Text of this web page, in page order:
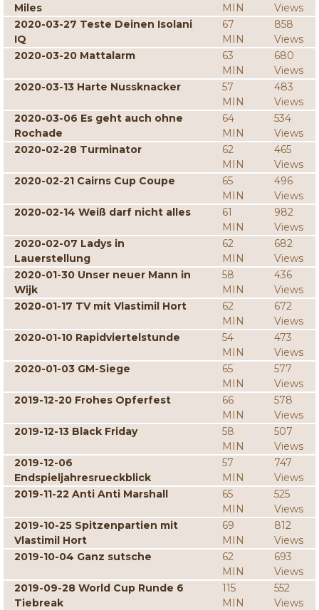
Miles
MIN
Views
2020-03-27 Teste Deinen Isolani
IQ
67
MIN
858
Views
2020-03-20 Mattalarm
63
MIN
680
Views
2020-03-13 Harte Nussknacker
57
MIN
483
Views
2020-03-06 Es geht auch ohne
Rochade
64
MIN
534
Views
2020-02-28 Turminator
62
MIN
465
Views
2020-02-21 Cairns Cup Coupe
65
MIN
496
Views
2020-02-14 Weiß darf nicht alles
61
MIN
982
Views
2020-02-07 Ladys in
Lauerstellung
62
MIN
682
Views
2020-01-30 Unser neuer Mann in
Wijk
58
MIN
436
Views
2020-01-17 TV mit Vlastimil Hort
62
MIN
672
Views
2020-01-10 Rapidviertelstunde
54
MIN
473
Views
2020-01-03 GM-Siege
65
MIN
577
Views
2019-12-20 Frohes Opferfest
66
MIN
578
Views
2019-12-13 Black Friday
58
MIN
507
Views
2019-12-06
Endspieljahresrueckblick
57
MIN
747
Views
2019-11-22 Anti Anti Marshall
65
MIN
525
Views
2019-10-25 Spitzenpartien mit
Vlastimil Hort
69
MIN
812
Views
2019-10-04 Ganz sutsche
62
MIN
693
Views
2019-09-28 World Cup Runde 6
Tiebreak
115
MIN
552
Views